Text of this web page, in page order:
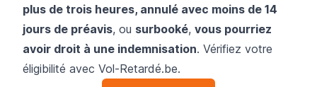
plus de trois heures, annulé avec moins de 14
jours de préavis, ou surbooké, vous pourriez
avoir droit à une indemnisation. Vérifiez votre
éligibilité avec Vol-Retardé.be.